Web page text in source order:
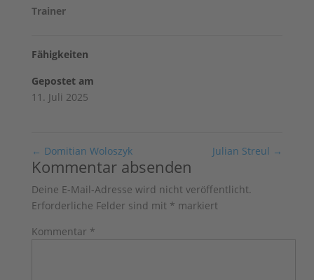
Trainer
Fähigkeiten
Gepostet am
11. Juli 2025
← Domitian Woloszyk Julian Streul →
Kommentar absenden
Deine E-Mail-Adresse wird nicht veröffentlicht.
Erforderliche Felder sind mit * markiert
Kommentar *